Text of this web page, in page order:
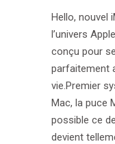
Hello, nouvel
l’univers
conçu pour
parfaitement
vie.Premier
Mac, la puce
possible ce
devient